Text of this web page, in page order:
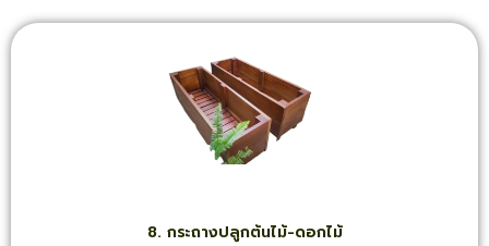
8. กระถางปลูกต้นไม้-ดอกไม้